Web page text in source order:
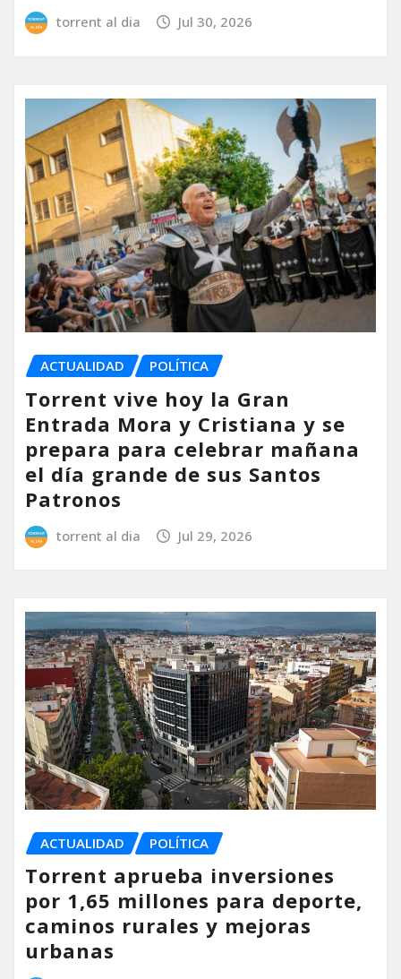
torrent al dia Jul 30, 2026
ACTUALIDAD POLÍTICA
Torrent vive hoy la Gran
Entrada Mora y Cristiana y se
prepara para celebrar mañana
el día grande de sus Santos
Patronos
torrent al dia Jul 29, 2026
ACTUALIDAD POLÍTICA
Torrent aprueba inversiones
por 1,65 millones para deporte,
caminos rurales y mejoras
urbanas